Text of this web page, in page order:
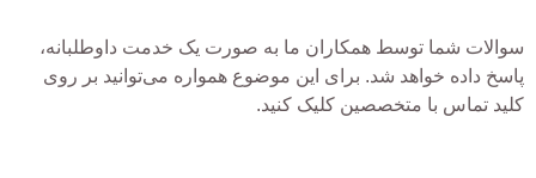
سوالات شما توسط همکاران ما به صورت یک خدمت داوطلبانه،
پاسخ داده خواهد شد. برای این موضوع همواره می‌توانید بر روی
کلید تماس با متخصصین کلیک کنید.